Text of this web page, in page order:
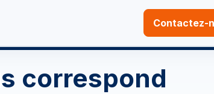
Contactez-
correspond